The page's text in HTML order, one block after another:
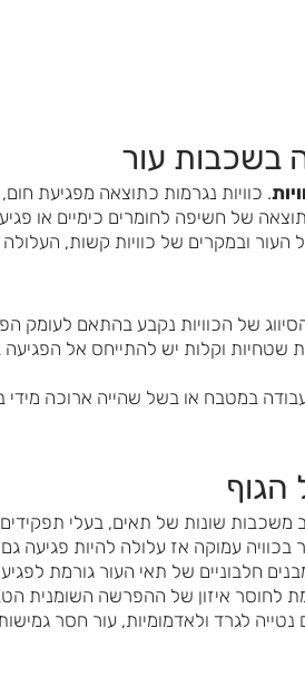
בשכבות עור
. כוויות נגרמות כתוצאה מפגיעת
של חשיפה לחומרים כימיים או
ובמקרים של כוויות קשות,
של הכוויות נקבע בהתאם לעומק
וקלות יש להתייחס אל הפגיעה
במטבח או בשל שהייה ארוכה מידי
משכבות שונות של תאים, בעלי תפקידים
עמוקה אז עלולה להיות פגיעה
חלבוניים של תאי העור גורמת
לחוסר איזון של ההפרשה השומנית
לגרד ולאדמומיות, עור חסר